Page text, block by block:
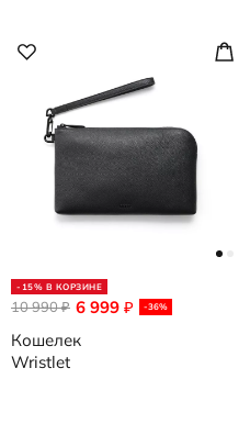
-15% В КОРЗИНЕ
6 999 ₽ -36%
10 990₽
Кошелек
Wristlet